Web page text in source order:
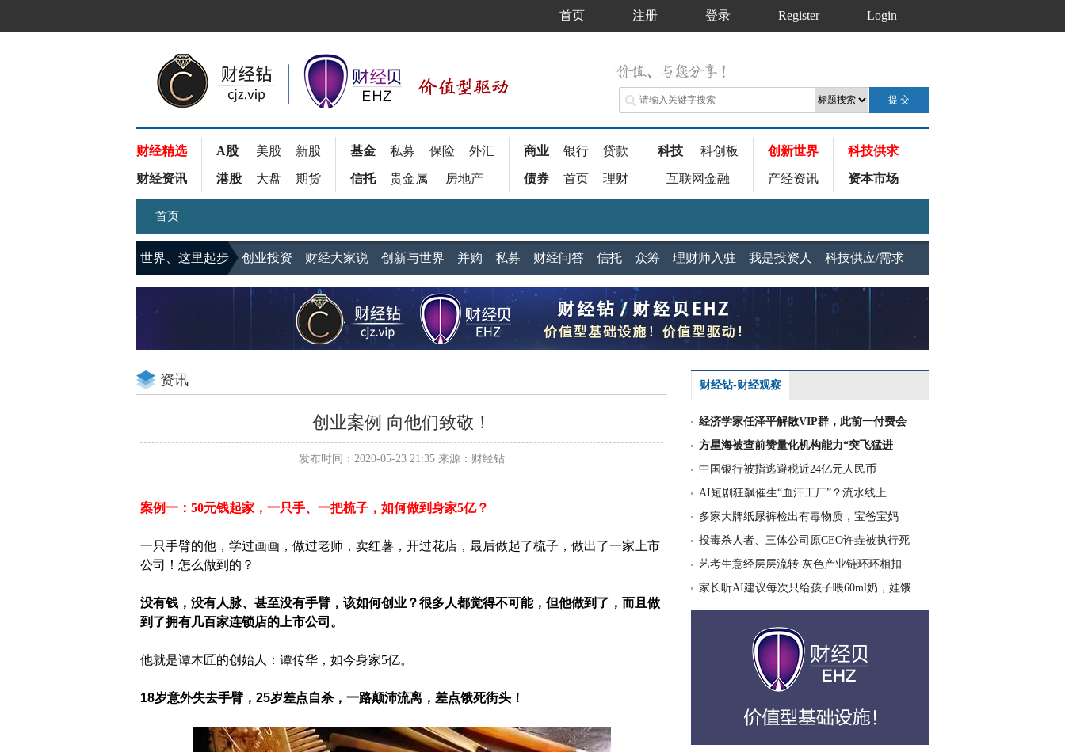
首页 注册 登录 Register Login
财经精选
财经资讯
A股 美股 新股
港股 大盘 期货
基金 私募 保险 外汇
信托 贵金属 房地产
商业 银行 贷款
债券 首页 理财
科技 科创板
互联网金融
创新世界
产经资讯
科技供求
资本市场
首页
世界、这里起步 创业投资 财经大家说 创新与世界 并购 私募 财经问答 信托 众筹 理财师入驻 我是投资人 科技供应/需求
资讯
创业案例 向他们致敬！
发布时间：2020-05-23 21:35 来源：财经钻
案例一：50元钱起家，一只手、一把梳子，如何做到身家5亿？
一只手臂的他，学过画画，做过老师，卖红薯，开过花店，最后做起了梳子，做出了一家上市
公司！怎么做到的？
没有钱，没有人脉、甚至没有手臂，该如何创业？很多人都觉得不可能，但他做到了，而且做
到了拥有几百家连锁店的上市公司。
他就是谭木匠的创始人：谭传华，如今身家5亿。
18岁意外失去手臂，25岁差点自杀，一路颠沛流离，差点饿死街头！
财经钻-财经观察
经济学家任泽平解散VIP群，此前一付费会
方星海被查前赞量化机构能力“突飞猛进
中国银行被指逃避税近24亿元人民币
AI短剧狂飙催生“血汗工厂”？流水线上
多家大牌纸尿裤检出有毒物质，宝爸宝妈
投毒杀人者、三体公司原CEO许垚被执行死
艺考生意经层层流转 灰色产业链环环相扣
家长听AI建议每次只给孩子喂60ml奶，娃饿